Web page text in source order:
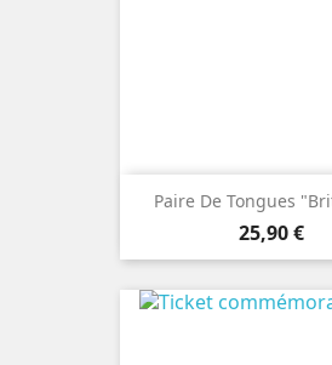
Paire De Tongues
Prix
25,90 €